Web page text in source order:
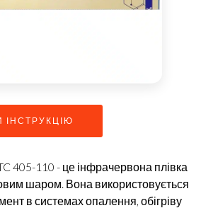
405-110 - це інфрачервона плівка
шаром. Вона використовується
в системах опалення, обігріву